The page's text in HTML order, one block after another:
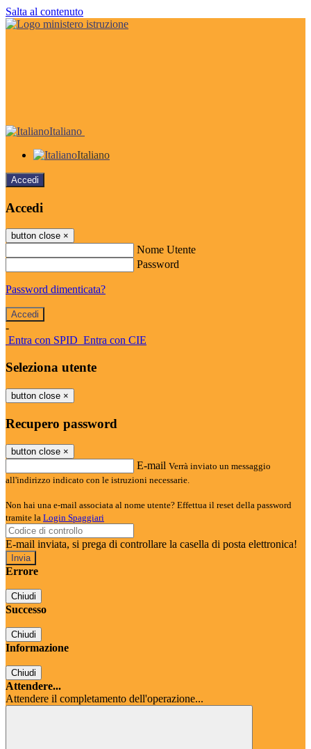
Salta al contenuto
Italiano
Italiano
Accedi
Accedi
button close ×
Nome Utente
Password
Password dimenticata?
-
Entra con SPID Entra con CIE
Seleziona utente
button close ×
Recupero password
button close ×
E-mail Verrà inviato un messaggio
all'indirizzo indicato con le istruzioni necessarie.
Non hai una e-mail associata al nome utente? Effettua il reset della password
tramite la Login Spaggiari
E-mail inviata, si prega di controllare la casella di posta elettronica!
Errore
Chiudi
Successo
Chiudi
Informazione
Chiudi
Attendere...
Attendere il completamento dell'operazione...